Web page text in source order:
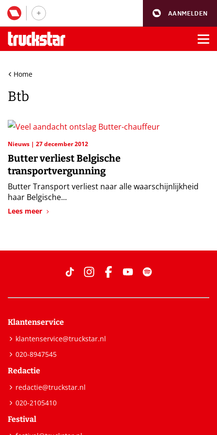
AANMELDEN
Home
Btb
Nieuws 27 december 2012
Butter verliest Belgische
transportvergunning
Butter Transport verliest naar alle waarschijnlijkheid
haar Belgische...
Lees meer
Klantenservice
klantenservice@truckstar.nl
020-8947545
Redactie
redactie@truckstar.nl
020-2105410
Festival